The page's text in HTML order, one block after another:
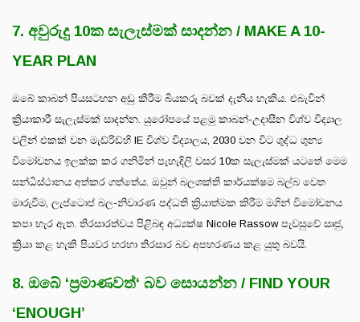
7. අවුරුදු 10ක සැලැස්මක් සාදන්න / MAKE A 10-
YEAR PLAN
ඔබේ කාබන් පියසටහන අඩු කිරීම බියකරු බවක් දැනිය හැකිය. එබැවින්
ක්‍රියාකාරී සැලැස්මක් සාදන්න. යුරෝපයේ පළමු කාබන්-උදාසීන විශ්ව විද්‍යාල
වලින් එකක් වන මැඩ්රිඩ්හි IE විශ්ව විද්‍යාලය, 2030 වන විට ශුද්ධ ශුන්‍ය
විමෝචනය ඉලක්ක කර ගනිමින් පැහැදිලි වසර 10ක සැලැස්මක් යටතේ මෙම
සන්ධිස්ථානය අත්කර ගත්තේය. ඔවුන් බලශක්ති කාර්යක්ෂම බල්බ වෙත
මාරුවීම, ලැප්ටොප් බල-නිවාරණ පද්ධති ක්‍රියාත්මක කිරීම මගින් විමෝචනය
කපා හැර ඇත. තිරසාරත්වය පිළිබඳ අධ්‍යක්ෂ Nicole Rassow පැවසුවේ සෘජු,
ක්‍රියා කළ හැකි පියවර හරහා තිරසාර බව අපහරණය කළ යුතු බවයි.
8. ඔබේ ‘ප්‍රමාණවත්‘ බව සොයන්න / FIND YOUR
‘ENOUGH’